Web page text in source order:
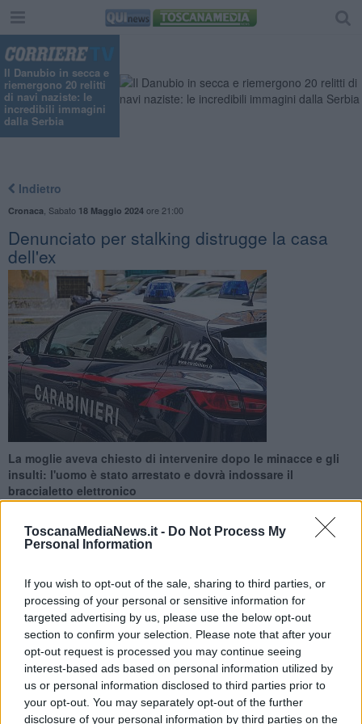
ToscanaMediaNews.it - Do Not Process My
Personal Information
If you wish to opt-out of the sale, sharing to third parties, or
processing of your personal or sensitive information for
targeted advertising by us, please use the below opt-out
section to confirm your selection. Please note that after your
opt-out request is processed you may continue seeing
interest-based ads based on personal information utilized by
us or personal information disclosed to third parties prior to
your opt-out. You may separately opt-out of the further
disclosure of your personal information by third parties on the
Il Danubio in secca e
riemergono 20 relitti
di navi naziste: le
incredibili immagini
dalla Serbia
Indietro
Cronaca Sabato 18 Maggio 2024ore 21:00
Denunciato per stalking distrugge la casa
dell'ex
La moglie aveva chiesto di intervenire dopo le minacce e gli
insulti: l'uomo è stato arrestato e dovrà indossare il
braccialetto elettronico
FIGLINE E INCISA VALDARNO —Unuomo di 58 anniè stato
arrestato daiCarabiniericon l'accusa distalking, dopo aver
messo a soqquadro la casa della ex moglie, distruggendo porte e
mobili.
Dopo quasi trent'anni di matrimonio, la donna, esasperata da
insulti, offese e aggressioni, ha infatti sporto denuncia per
maltrattamenti in famiglia, avviando le pratiche per la
separazione.